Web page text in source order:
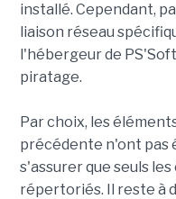
installé. Cependant,
liaison réseau
l'hébergeur de
piratage.
Par choix, les
précédente n'ont pas
s'assurer que seuls
répertoriés. Il reste à